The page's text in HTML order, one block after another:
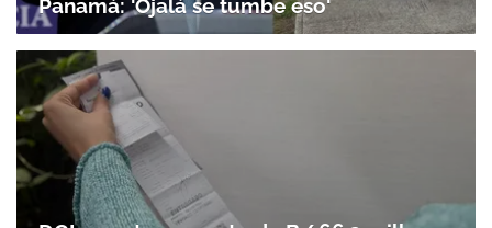
Panamá: 'Ojalá se tumbe eso'